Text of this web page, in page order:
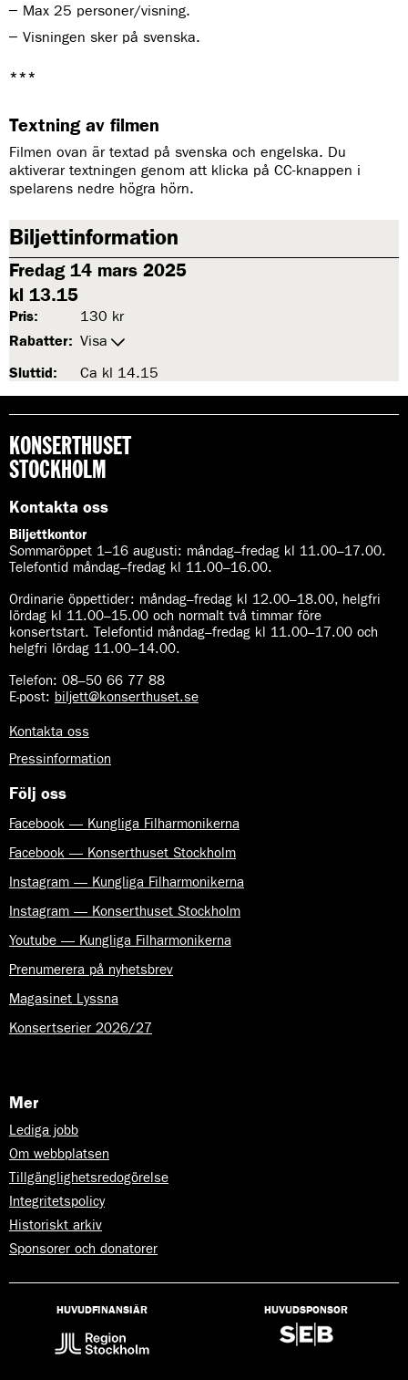
Max 25 personer/visning.
Visningen sker på svenska.
***
Textning av filmen
Filmen ovan är textad på svenska och engelska. Du
aktiverar textningen genom att klicka på CC-knappen i
spelarens nedre högra hörn.
Biljettinformation
Fredag 14 mars 2025
kl 13.15
Pris:
130 kr
Rabatter: Visa
Sluttid:
Ca kl 14.15
KONSERTHUSET
STOCKHOLM
Kontakta oss
Biljettkontor
Sommaröppet 1–16 augusti: måndag–fredag kl 11.00–17.00.
Telefontid måndag–fredag kl 11.00–16.00.
Ordinarie öppettider: måndag–fredag kl 12.00–18.00, helgfri
lördag kl 11.00–15.00 och normalt två timmar före
konsertstart. Telefontid måndag–fredag kl 11.00–17.00 och
helgfri lördag 11.00–14.00.
Telefon: 08–50 66 77 88
E-post: biljett@konserthuset.se
Kontakta oss
Pressinformation
Följ oss
Facebook — Kungliga Filharmonikerna
Facebook — Konserthuset Stockholm
Instagram — Kungliga Filharmonikerna
Instagram — Konserthuset Stockholm
Youtube — Kungliga Filharmonikerna
Prenumerera på nyhetsbrev
Magasinet Lyssna
Konsertserier 2026/27
Mer
Lediga jobb
Om webbplatsen
Tillgänglighetsredogörelse
Integritetspolicy
Historiskt arkiv
Sponsorer och donatorer
HUVUDFINANSIÄR HUVUDSPONSOR